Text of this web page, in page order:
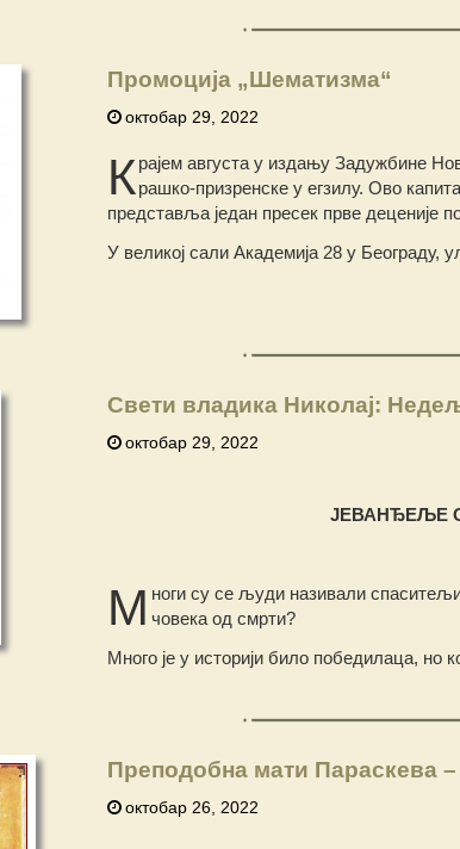
Промоција „Шематизма“
октобар 29, 2022
Крајем августа у издању Задужбине
рашко-призренске у егзилу. Ово
представља један пресек прве деценије
У великој сали Академија 28 у Београду,
Свети владика Николај:
октобар 29, 2022
ЈЕВАНЂЕЉЕ
М ноги су се људи називали
човека од смрти?
Много је у историји било победилаца, но
Преподобна мати Параскева
октобар 26, 2022